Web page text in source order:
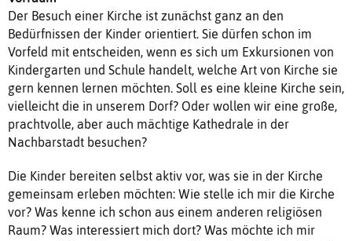
Der Besuch einer Kirche ist zunächst ganz an den
Bedürfnissen der Kinder orientiert. Sie dürfen schon im
Vorfeld mit entscheiden, wenn es sich um Exkursionen von
Kindergarten und Schule handelt, welche Art von Kirche sie
gern kennen lernen möchten. Soll es eine kleine Kirche sein,
vielleicht die in unserem Dorf? Oder wollen wir eine große,
prachtvolle, aber auch mächtige Kathedrale in der
Nachbarstadt besuchen?
Die Kinder bereiten selbst aktiv vor, was sie in der Kirche
gemeinsam erleben möchten: Wie stelle ich mir die Kirche
vor? Was kenne ich schon aus einem anderen religiösen
Raum? Was interessiert mich dort? Was möchte ich mir